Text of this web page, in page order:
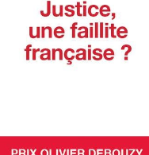
Droit et déontologie
des magistrats
Bernard Beignier Jean